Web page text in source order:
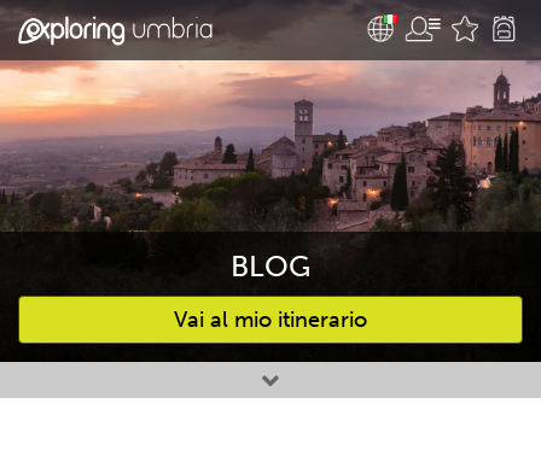
BLOG
Vai al mio itinerario
Attività preferite